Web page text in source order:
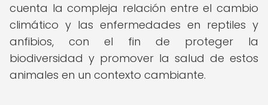
cuenta la compleja relación entre el cambio
climático y las enfermedades en reptiles y
anfibios, con el fin de proteger la
biodiversidad y promover la salud de estos
animales en un contexto cambiante.